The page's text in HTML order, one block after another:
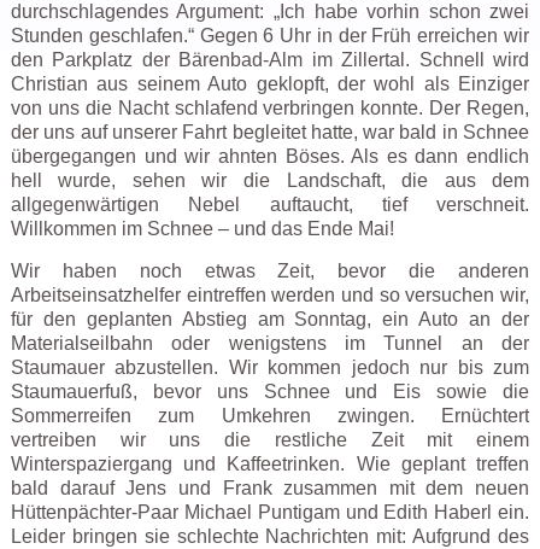
durchschlagendes Argument: „Ich habe vorhin schon zwei
Stunden geschlafen.“ Gegen 6 Uhr in der Früh erreichen wir
den Parkplatz der Bärenbad-Alm im Zillertal. Schnell wird
Christian aus seinem Auto geklopft, der wohl als Einziger
von uns die Nacht schlafend verbringen konnte. Der Regen,
der uns auf unserer Fahrt begleitet hatte, war bald in Schnee
übergegangen und wir ahnten Böses. Als es dann endlich
hell wurde, sehen wir die Landschaft, die aus dem
allgegenwärtigen Nebel auftaucht, tief verschneit.
Willkommen im Schnee – und das Ende Mai!
Wir haben noch etwas Zeit, bevor die anderen
Arbeitseinsatzhelfer eintreffen werden und so versuchen wir,
für den geplanten Abstieg am Sonntag, ein Auto an der
Materialseilbahn oder wenigstens im Tunnel an der
Staumauer abzustellen. Wir kommen jedoch nur bis zum
Staumauerfuß, bevor uns Schnee und Eis sowie die
Sommerreifen zum Umkehren zwingen. Ernüchtert
vertreiben wir uns die restliche Zeit mit einem
Winterspaziergang und Kaffeetrinken. Wie geplant treffen
bald darauf Jens und Frank zusammen mit dem neuen
Hüttenpächter-Paar Michael Puntigam und Edith Haberl ein.
Leider bringen sie schlechte Nachrichten mit: Aufgrund des